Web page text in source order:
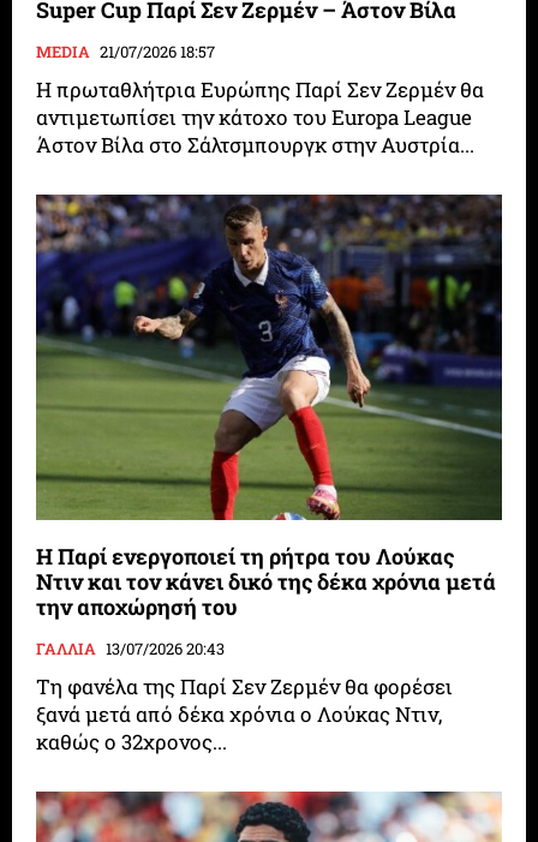
Super Cup Παρί Σεν Ζερμέν – Άστον Βίλα
MEDIA 21/07/2026 18:57
Η πρωταθλήτρια Ευρώπης Παρί Σεν Ζερμέν θα
αντιμετωπίσει την κάτοχο του Europa League
Άστον Βίλα στο Σάλτσμπουργκ στην Αυστρία...
Η Παρί ενεργοποιεί τη ρήτρα του Λούκας
Ντιν και τον κάνει δικό της δέκα χρόνια μετά
την αποχώρησή του
ΓΑΛΛΙΑ 13/07/2026 20:43
Τη φανέλα της Παρί Σεν Ζερμέν θα φορέσει
ξανά μετά από δέκα χρόνια ο Λούκας Ντιν,
καθώς ο 32χρονος...